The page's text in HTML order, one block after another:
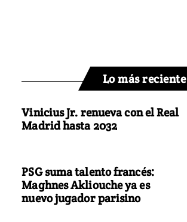
Lo más reciente
Vinicius Jr. renueva con el Real
Madrid hasta 2032
PSG suma talento francés:
Maghnes Akliouche ya es
nuevo jugador parisino